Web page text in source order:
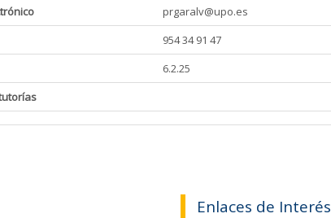
prgaralv@upo.es
954 34 91 47
6.2.25
Enlaces de Interés